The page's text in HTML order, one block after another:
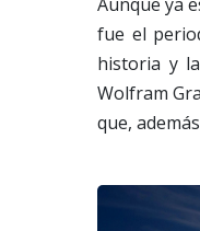
fue el
historia y
Wolfram
que,